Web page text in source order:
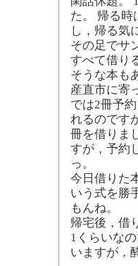
た。 帰る時
し，帰る気
その足でサ
すべて借り
そうな本も
産直市に寄
では2冊予
れるのです
冊を借りま
すが，予約
っ。
今日借りた
いう式を勝
もんね。
帰宅後，借
1くらいな
いますが，